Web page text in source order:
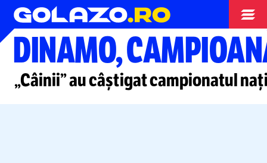
Volei
DINAMO,
„Câinii” au câștigat campionatul